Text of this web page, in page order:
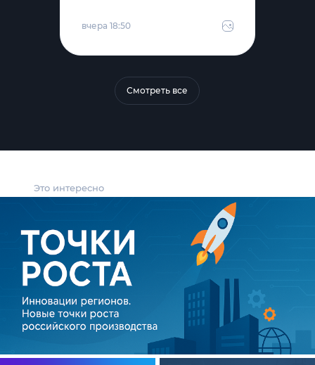
Это интересно
вчера 18:50
Смотреть все